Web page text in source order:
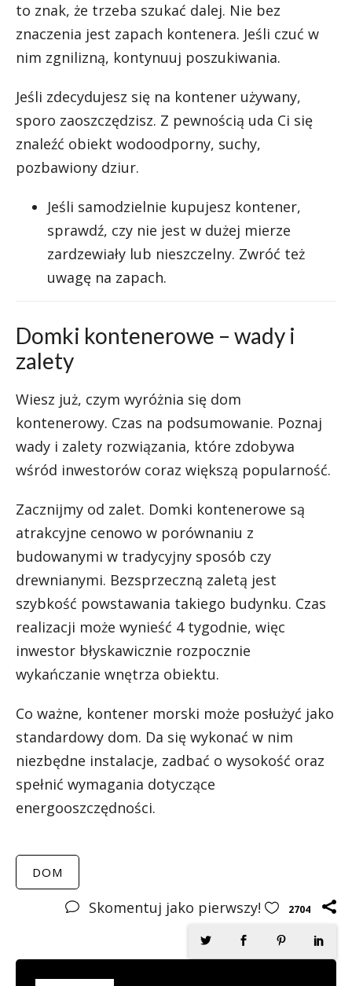
to znak, że trzeba szukać dalej. Nie bez
znaczenia jest zapach kontenera. Jeśli czuć w
nim zgnilizną, kontynuuj poszukiwania.
Jeśli zdecydujesz się na kontener używany,
sporo zaoszczędzisz. Z pewnością uda Ci się
znaleźć obiekt wodoodporny, suchy,
pozbawiony dziur.
Jeśli samodzielnie kupujesz kontener,
sprawdź, czy nie jest w dużej mierze
zardzewiały lub nieszczelny. Zwróć też
uwagę na zapach.
Domki kontenerowe – wady i
zalety
Wiesz już, czym wyróżnia się dom
kontenerowy. Czas na podsumowanie. Poznaj
wady i zalety rozwiązania, które zdobywa
wśród inwestorów coraz większą popularność.
Zacznijmy od zalet. Domki kontenerowe są
atrakcyjne cenowo w porównaniu z
budowanymi w tradycyjny sposób czy
drewnianymi. Bezsprzeczną zaletą jest
szybkość powstawania takiego budynku. Czas
realizacji może wynieść 4 tygodnie, więc
inwestor błyskawicznie rozpocznie
wykańczanie wnętrza obiektu.
Co ważne, kontener morski może posłużyć jako
standardowy dom. Da się wykonać w nim
niezbędne instalacje, zadbać o wysokość oraz
spełnić wymagania dotyczące
energooszczędności.
DOM
Skomentuj jako pierwszy! 2704